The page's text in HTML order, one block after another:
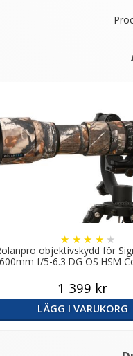
objektivskydd för
600mm f/5-6.3 DG OS HSM
★ ★ ★ ★ ★
1 399 kr
LÄGG I VARUKORG